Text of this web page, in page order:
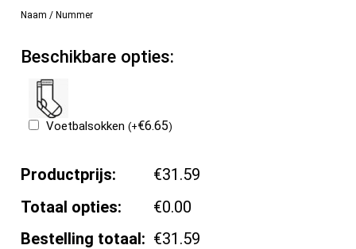
Naam / Nummer
Beschikbare opties:
Voetbalsokken(+€6.65)
Productprijs:
€31.59
Totaal opties:
€0.00
Bestelling totaal: €31.59